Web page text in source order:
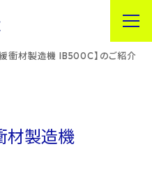
緩衝材製造機 IB500C】のご紹介
材製造機